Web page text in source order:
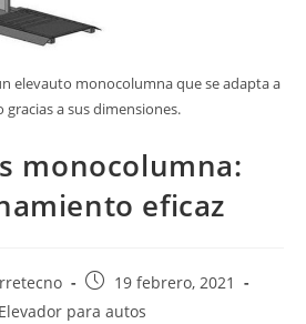
elevauto monocolumna que se adapta a
gracias a sus dimensiones.
monocolumna:
eficaz
19 febrero, 2021
Elevador para autos